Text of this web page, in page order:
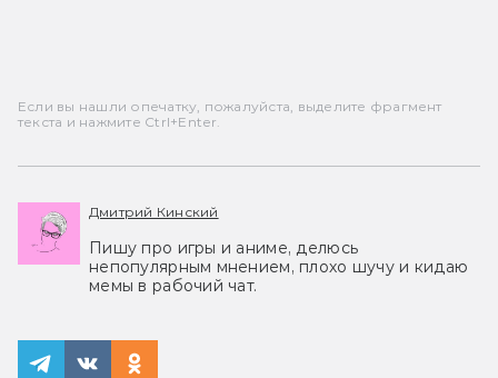
Если вы нашли опечатку, пожалуйста, выделите фрагмент
текста и нажмите Ctrl+Enter.
Дмитрий Кинский
Пишу про игры и аниме, делюсь
непопулярным мнением, плохо шучу и кидаю
мемы в рабочий чат.